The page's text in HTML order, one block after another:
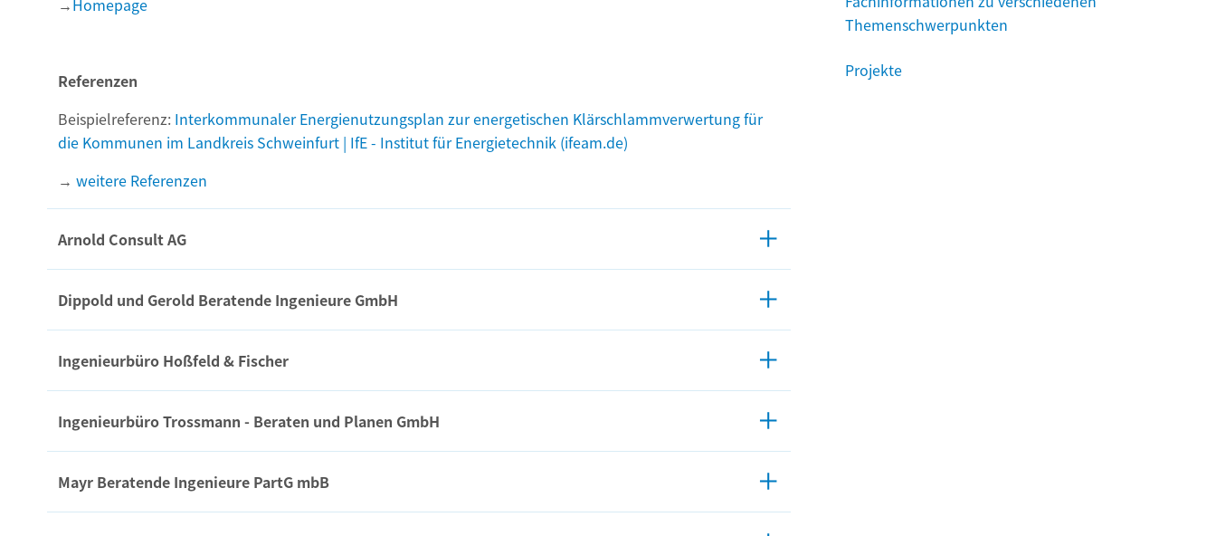
→Homepage
Referenzen
Beispielreferenz: Interkommunaler Energienutzungsplan zur energetischen Klärschlammverwertung für
die Kommunen im Landkreis Schweinfurt | IfE - Institut für Energietechnik (ifeam.de)
→ weitere Referenzen
Arnold Consult AG
Dippold und Gerold Beratende Ingenieure GmbH
Ingenieurbüro Hoßfeld & Fischer
Ingenieurbüro Trossmann - Beraten und Planen GmbH
Mayr Beratende Ingenieure PartG mbB
Themenschwerpunkten
Projekte